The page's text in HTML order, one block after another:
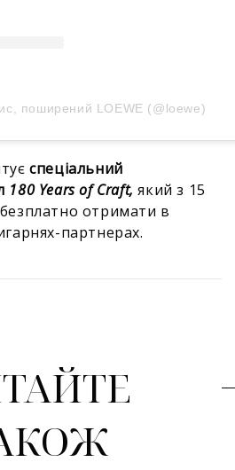
поширений LOEWE (@loewe)
спеціальний
180 Years of Craft, який з 15
отримати в
партнерах.